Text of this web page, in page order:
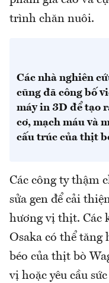
trình chăn nuôi.
Các nhà nghiên
cũng đã công bố
máy in 3D để tạo
cơ, mạch máu và
cấu trúc của thịt
Các công ty thậm
sửa gen để cải
hương vị thịt. Các
Osaka có thể tăng
béo của thịt bò
vị hoặc yêu cầu